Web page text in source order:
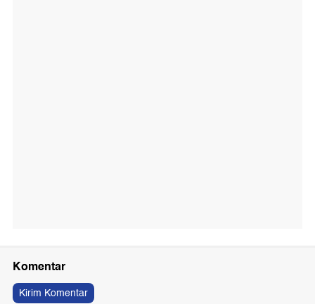
Komentar
Kirim Komentar